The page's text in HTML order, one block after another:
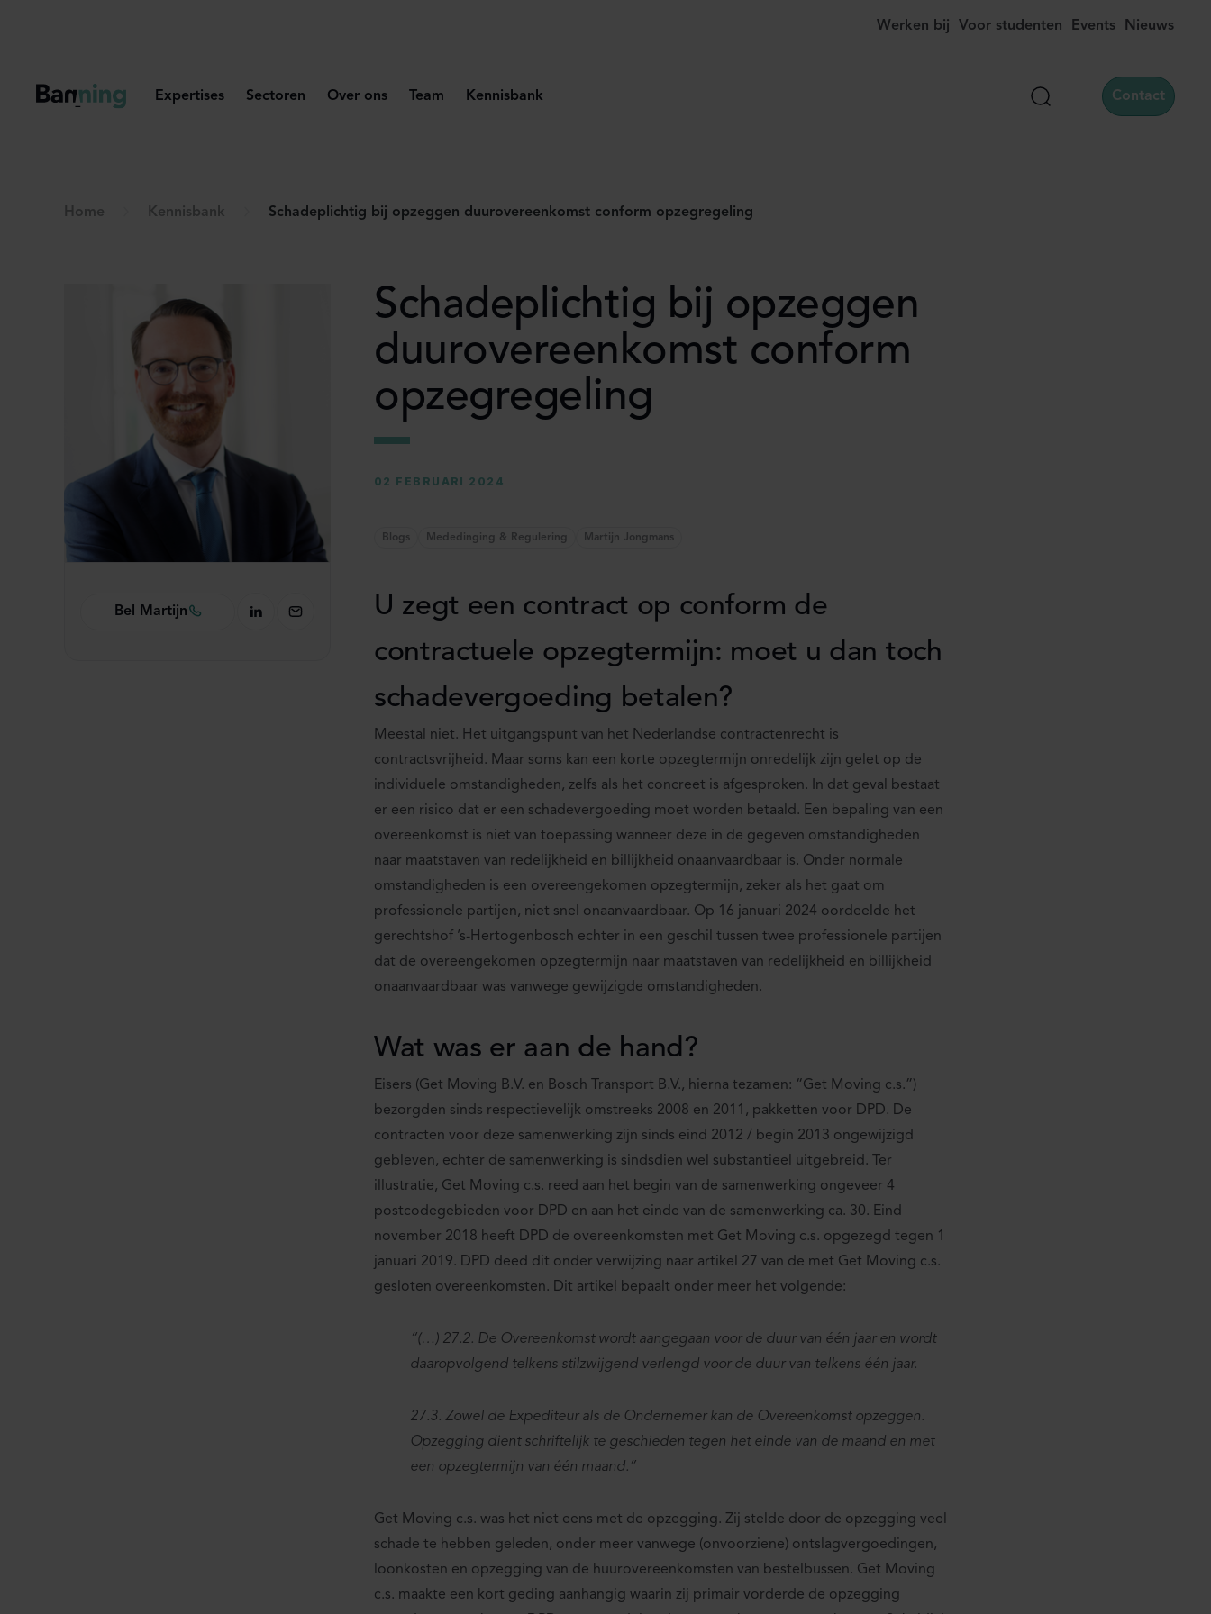
Werken bij Voor studenten Events Nieuws
Zoek Contact
Expertises Sectoren Over ons Team Kennisbank
Home Kennisbank Schadeplichtig bij opzeggen duurovereenkomst conform opzegregeling
Schadeplichtig bij opzeggen
duurovereenkomst conform
opzegregeling
02 FEBRUARI 2024
Blogs Mededinging & Regulering Martijn Jongmans
U zegt een contract op conform de
contractuele opzegtermijn: moet u dan toch
schadevergoeding betalen?
Meestal niet. Het uitgangspunt van het Nederlandse contractenrecht is
contractsvrijheid. Maar soms kan een korte opzegtermijn onredelijk zijn gelet op de
individuele omstandigheden, zelfs als het concreet is afgesproken. In dat geval bestaat
er een risico dat er een schadevergoeding moet worden betaald. Een bepaling van een
overeenkomst is niet van toepassing wanneer deze in de gegeven omstandigheden
naar maatstaven van redelijkheid en billijkheid onaanvaardbaar is. Onder normale
omstandigheden is een overeengekomen opzegtermijn, zeker als het gaat om
professionele partijen, niet snel onaanvaardbaar. Op 16 januari 2024 oordeelde het
gerechtshof ’s-Hertogenbosch echter in een geschil tussen twee professionele partijen
dat de overeengekomen opzegtermijn naar maatstaven van redelijkheid en billijkheid
onaanvaardbaar was vanwege gewijzigde omstandigheden.
Wat was er aan de hand?
Eisers (Get Moving B.V. en Bosch Transport B.V., hierna tezamen: “Get Moving c.s.”)
bezorgden sinds respectievelijk omstreeks 2008 en 2011, pakketten voor DPD. De
contracten voor deze samenwerking zijn sinds eind 2012 / begin 2013 ongewijzigd
gebleven, echter de samenwerking is sindsdien wel substantieel uitgebreid. Ter
illustratie, Get Moving c.s. reed aan het begin van de samenwerking ongeveer 4
postcodegebieden voor DPD en aan het einde van de samenwerking ca. 30. Eind
november 2018 heeft DPD de overeenkomsten met Get Moving c.s. opgezegd tegen 1
januari 2019. DPD deed dit onder verwijzing naar artikel 27 van de met Get Moving c.s.
gesloten overeenkomsten. Dit artikel bepaalt onder meer het volgende:
“(…) 27.2. De Overeenkomst wordt aangegaan voor de duur van één jaar en wordt
daaropvolgend telkens stilzwijgend verlengd voor de duur van telkens één jaar.
27.3. Zowel de Expediteur als de Ondernemer kan de Overeenkomst opzeggen.
Opzegging dient schriftelijk te geschieden tegen het einde van de maand en met
een opzegtermijn van één maand.”
Get Moving c.s. was het niet eens met de opzegging. Zij stelde door de opzegging veel
schade te hebben geleden, onder meer vanwege (onvoorziene) ontslagvergoedingen,
loonkosten en opzegging van de huurovereenkomsten van bestelbussen. Get Moving
c.s. maakte een kort geding aanhangig waarin zij primair vorderde de opzegging
Bel Martijn